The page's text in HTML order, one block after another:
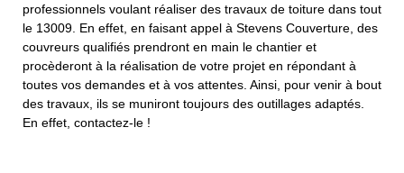
professionnels voulant réaliser des travaux de toiture dans tout
le 13009. En effet, en faisant appel à Stevens Couverture, des
couvreurs qualifiés prendront en main le chantier et
procèderont à la réalisation de votre projet en répondant à
toutes vos demandes et à vos attentes. Ainsi, pour venir à bout
des travaux, ils se muniront toujours des outillages adaptés.
En effet, contactez-le !